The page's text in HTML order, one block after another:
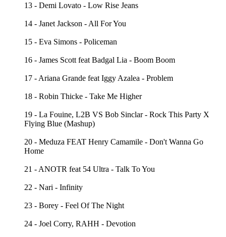
13 - Demi Lovato - Low Rise Jeans
14 - Janet Jackson - All For You
15 - Eva Simons - Policeman
16 - James Scott feat Badgal Lia - Boom Boom
17 - Ariana Grande feat Iggy Azalea - Problem
18 - Robin Thicke - Take Me Higher
19 - La Fouine, L2B VS Bob Sinclar - Rock This Party X
Flying Blue (Mashup)
20 - Meduza FEAT Henry Camamile - Don't Wanna Go
Home
21 - ANOTR feat 54 Ultra - Talk To You
22 - Nari - Infinity
23 - Borey - Feel Of The Night
24 - Joel Corry, RAHH - Devotion